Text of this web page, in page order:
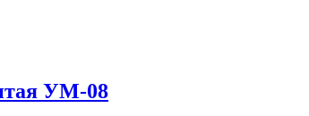
УМ-08